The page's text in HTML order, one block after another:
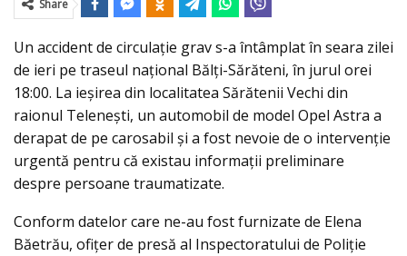
Share
Un accident de circulaţie grav s-a întâmplat în seara zilei
de ieri pe traseul național Bălți-Sărăteni, în jurul orei
18:00. La ieșirea din localitatea Sărătenii Vechi din
raionul Telenești, un automobil de model Opel Astra a
derapat de pe carosabil şi a fost nevoie de o intervenţie
urgentă pentru că existau informaţii preliminare
despre persoane traumatizate.
Conform datelor care ne-au fost furnizate de Elena
Băetrău, ofiţer de presă al Inspectoratului de Poliţie